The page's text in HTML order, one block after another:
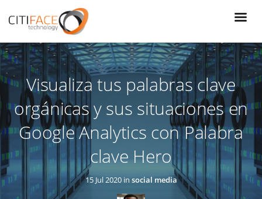
contenido
principal
Visualiza tus palabras clave
orgánicas y sus situaciones en
Google Analytics con Palabra
clave Hero
15 Jul 2020 in social media